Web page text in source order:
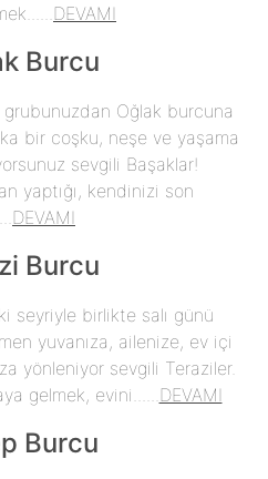
DEVAMI
Burcu
grubunuzdan Oğlak burcuna
bir coşku, neşe ve yaşama
sevgili Başaklar!
yaptığı, kendinizi son
DEVAMI
Burcu
seyriyle birlikte salı günü
yuvanıza, ailenize, ev içi
yönleniyor sevgili Teraziler.
gelmek, evini...... DEVAMI
Burcu